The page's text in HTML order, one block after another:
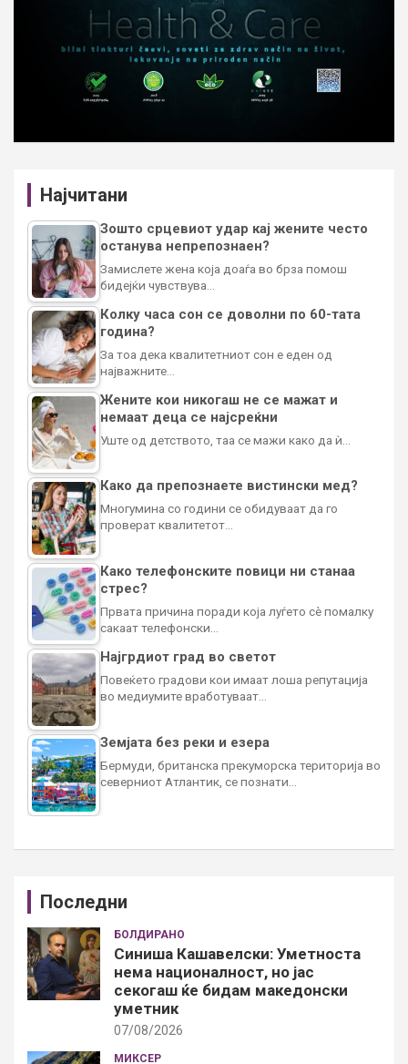
Најчитани
Зошто срцевиот удар кај жените често
останува непрепознаен?
Замислете жена која доаѓа во брза помош
бидејќи чувствува…
Колку часа сон се доволни по 60-тата
година?
За тоа дека квалитетниот сон е еден од
најважните…
Жените кои никогаш не се мажат и
немаат деца се најсреќни
Уште од детството, таа се мажи како да ѝ…
Како да препознаете вистински мед?
Многумина со години се обидуваат да го
проверат квалитетот…
Како телефонските повици ни станаа
стрес?
Првата причина поради која луѓето сè помалку
сакаат телефонски…
Најгрдиот град во светот
Повеќето градови кои имаат лоша репутација
во медиумите вработуваат…
Земјата без реки и езера
Бермуди, британска прекуморска територија во
северниот Атлантик, се познати…
Последни
БОЛДИРАНО
Синиша Кашавелски: Уметноста
нема националност, но јас
секогаш ќе бидам македонски
уметник
07/08/2026
МИКСЕР